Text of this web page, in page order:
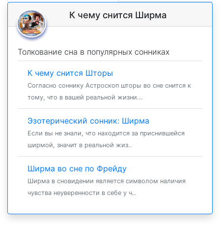
К чему снится Ширма
Толкование сна в популярных сонниках
К чему снится Шторы
Согласно соннику Астроскоп шторы во сне снится к
тому, что в вашей реальной жизни...
Эзотерический сонник: Ширма
Если вы не знали, что находится за приснившейся
ширмой, значит в реальной жиз..
Ширма во сне по Фрейду
Ширма в сновидении является символом наличия
чувства неуверенности в себе у ч..